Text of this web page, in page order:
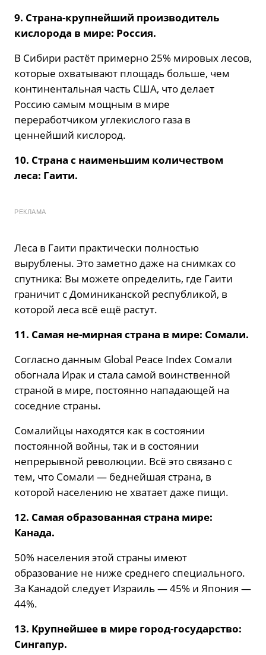
9. Страна-крупнейший производитель
кислорода в мире: Россия.
В Сибири растёт примерно 25% мировых лесов,
которые охватывают площадь больше, чем
континентальная часть США, что делает
Россию самым мощным в мире
переработчиком углекислого газа в
ценнейший кислород.
10. Страна с наименьшим количеством
леса: Гаити.
РЕКЛАМА
Леса в Гаити практически полностью
вырублены. Это заметно даже на снимках со
спутника: Вы можете определить, где Гаити
граничит с Доминиканской республикой, в
которой леса всё ещё растут.
11. Самая не-мирная страна в мире: Сомали.
Согласно данным Global Peace Index Сомали
обогнала Ирак и стала самой воинственной
страной в мире, постоянно нападающей на
соседние страны.
Сомалийцы находятся как в состоянии
постоянной войны, так и в состоянии
непрерывной революции. Всё это связано с
тем, что Сомали — беднейшая страна, в
которой населению не хватает даже пищи.
12. Самая образованная страна мире:
Канада.
50% населения этой страны имеют
образование не ниже среднего специального.
За Канадой следует Израиль — 45% и Япония —
44%.
13. Крупнейшее в мире город-государство:
Сингапур.